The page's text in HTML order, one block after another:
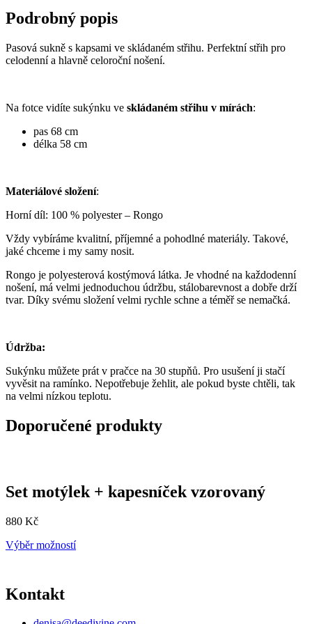
-
tmavě
šedá
Podrobný popis
Pasová sukně s kapsami ve skládaném střihu. Perfektní střih pro
celodenní a hlavně celoroční nošení.
Na fotce vidíte sukýnku ve skládaném střihu v mírách:
pas 68 cm
délka 58 cm
Materiálové složení:
Horní díl: 100 % polyester – Rongo
Vždy vybíráme kvalitní, příjemné a pohodlné materiály. Takové,
jaké chceme i my samy nosit.
Rongo je polyesterová kostýmová látka. Je vhodné na každodenní
nošení, má velmi jednoduchou údržbu, stálobarevnost a dobře drží
tvar. Díky svému složení velmi rychle schne a téměř se nemačká.
Údržba:
Sukýnku můžete prát v pračce na 30 stupňů. Pro usušení ji stačí
vyvěsit na ramínko. Nepotřebuje žehlit, ale pokud byste chtěli, tak
na velmi nízkou teplotu.
Doporučené produkty
Set motýlek + kapesníček vzorovaný
880 Kč
Výběr možnostíTento
lze
Kontakt